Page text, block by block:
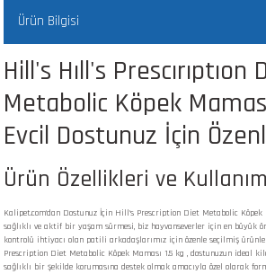
Ürün Bilgisi
Hill's Hıll's Prescırıptıon
Metabolic Köpek
Evcil Dostunuz İçin
Ürün Özellikleri ve
Kalipet.com'dan Dostunuz İçin Hill's Prescription Diet Metabolic Köpek
sağlıklı ve aktif bir yaşam sürmesi, biz hayvanseverler için en büyük
kontrolü ihtiyacı olan patili arkadaşlarımız için özenle seçilmiş
Prescription Diet Metabolic Köpek Maması 1.5 kg , dostunuzun ideal
sağlıklı bir şekilde korumasına destek olmak amacıyla özel olarak